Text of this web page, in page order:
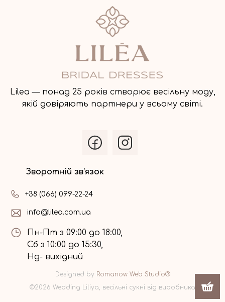
Lilea — понад 25 років створює весільну моду,
якій довіряють партнери у всьому світі.
Зворотній зв’язок
+38 (066) 099-22-24
info@lilea.com.ua
Пн-Пт з 09:00 до 18:00,
Сб з 10:00 до 15:30,
Нд- вихідний
©2026 Wedding Liliya, весільні сукні від виробника
Designed by Romanow Web Studio®